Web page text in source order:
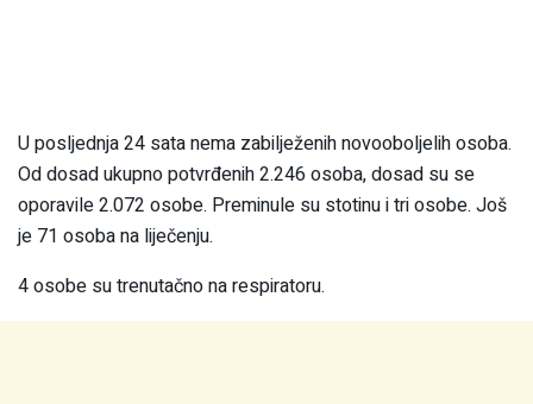
U posljednja 24 sata nema zabilježenih novooboljelih osoba.
Od dosad ukupno potvrđenih 2.246 osoba, dosad su se
oporavile 2.072 osobe. Preminule su stotinu i tri osobe. Još
je 71 osoba na liječenju.
4 osobe su trenutačno na respiratoru.